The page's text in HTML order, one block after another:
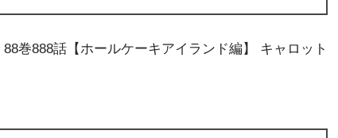
88巻888話【ホールケーキアイランド編】 キャロット